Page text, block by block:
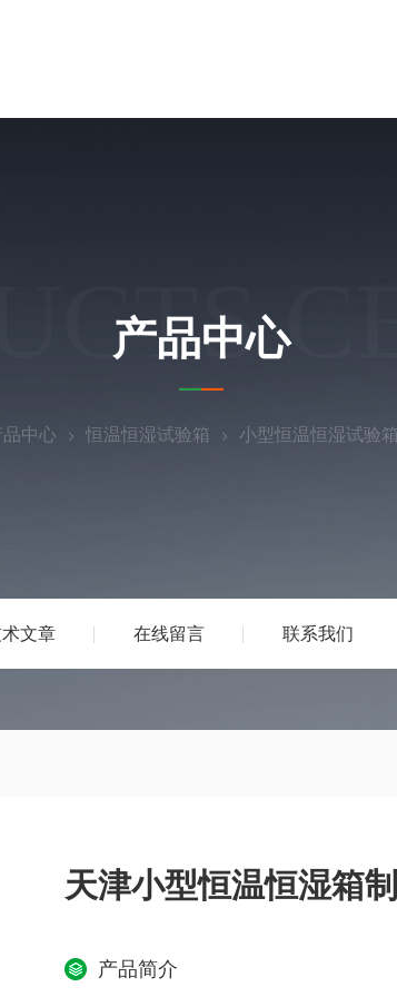
文章 在线留言 联系我们
产品中心
品中心 恒温恒湿试验箱 小型恒温恒湿试验
天津小型恒温恒湿箱
产品简介